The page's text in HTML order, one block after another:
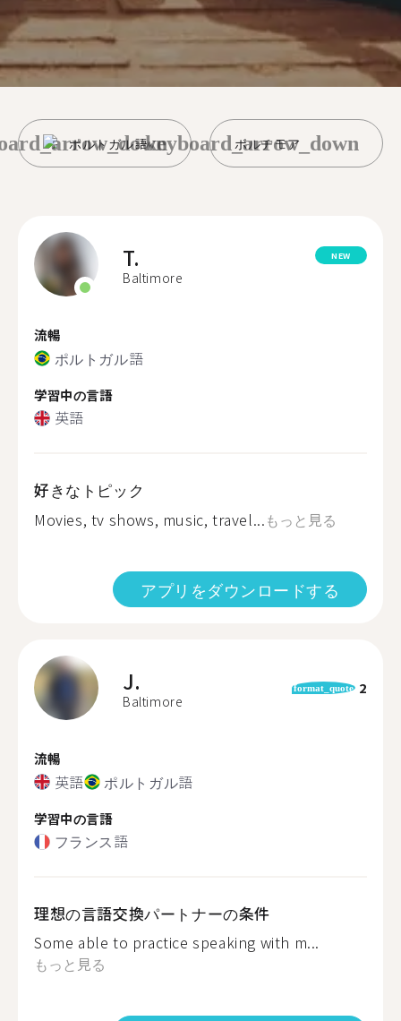
ポルトガル語 ボルチモア
keyboard_arrow_down
T.
Baltimore
NEW
流暢
ポルトガル語
学習中の言語
英語
好きなトピック
Movies, tv shows, music, travel...もっと見る
アプリをダウンロードする
J.
Baltimore
format_quote 2
流暢
英語 ポルトガル語
学習中の言語
フランス語
理想の言語交換パートナーの条件
Some able to practice speaking with m...
もっと見る